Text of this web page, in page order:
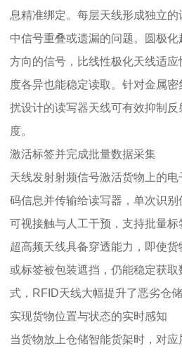
息精准绑定。每层天线形成独立
中信号重叠或遗漏的问题。圆极
方向的信号，比线性极化天线适
度各异也能稳定读取。针对金属
扰设计的读写器天线可有效抑制
度。
激活标签并完成批量数据采集
天线发射射频信号激活货物上的
码信息并传输给读写器，单次识
可视接触与人工干预，支持批量
超高频天线具备穿透能力，即使货
或标签被包装遮挡，仍能稳定获
式，RFID天线大幅提升了恶劣仓
实现货物位置与状态的实时感知
当货物放上仓储智能货架时，对